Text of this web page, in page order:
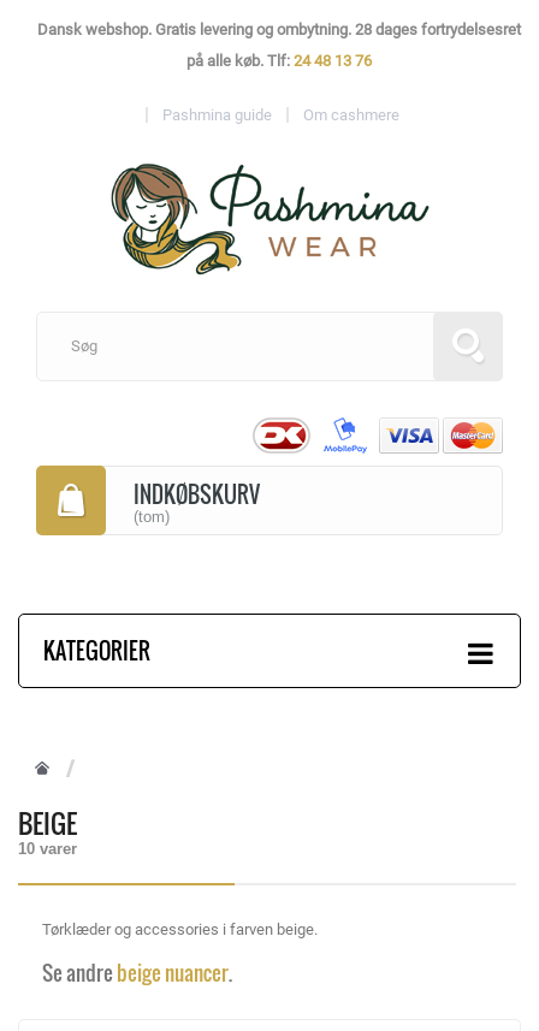
Dansk webshop. Gratis levering og ombytning. 28 dages fortrydelsesret
på alle køb. Tlf: 24 48 13 76
Pashmina guide Om cashmere
INDKØBSKURV
(tom)
KATEGORIER
BEIGE
10 varer
Tørklæder og accessories i farven beige.
Se andre beige nuancer.